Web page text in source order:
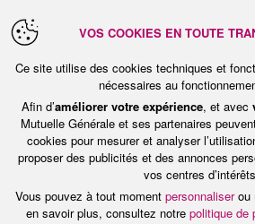
rivés à leur poste de
La lecture et la conduite
Ce n’est évidemment pas la
est responsable de cette
risques, mais la sédentarité
VOS COOKIES EN TOUTE
Ce site utilise des cookies techniques et
nécessaires au
Afin d’améliorer votre expérience, et avec
Mutuelle Générale et ses partenaires
cookies pour mesurer et analyser
proposer des publicités et des annonces
vos centres
Vous pouvez à tout moment personnaliserou
en savoir plus, consultez notre politique de